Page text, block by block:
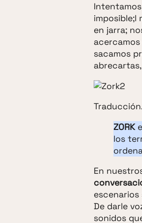
imposible;l
en jarra;
sacamos
ZORK
los
En
De darle
sonidos